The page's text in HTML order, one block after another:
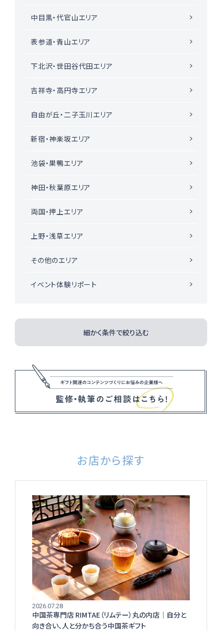
ギフト体験の提案
運営メンバー紹介
利用規約
特定商取引法に基づく表記
プライバシーポリシー
中目黒・代官山エリア
表参道・青山エリア
下北沢・世田谷代田エリア
吉祥寺・高円寺エリア
自由が丘・二子玉川エリア
新宿・神楽坂エリア
池袋・巣鴨エリア
神田・秋葉原エリア
両国・押上エリア
上野・浅草エリア
その他のエリア
イベント体験リポート
細かく条件で絞り込む
お店から探す
2026.07.28
中国茶専門店 RIMTAE（リムテー）丸の内店│自分と
向き合い、人と分かち合う中国茶ギフト